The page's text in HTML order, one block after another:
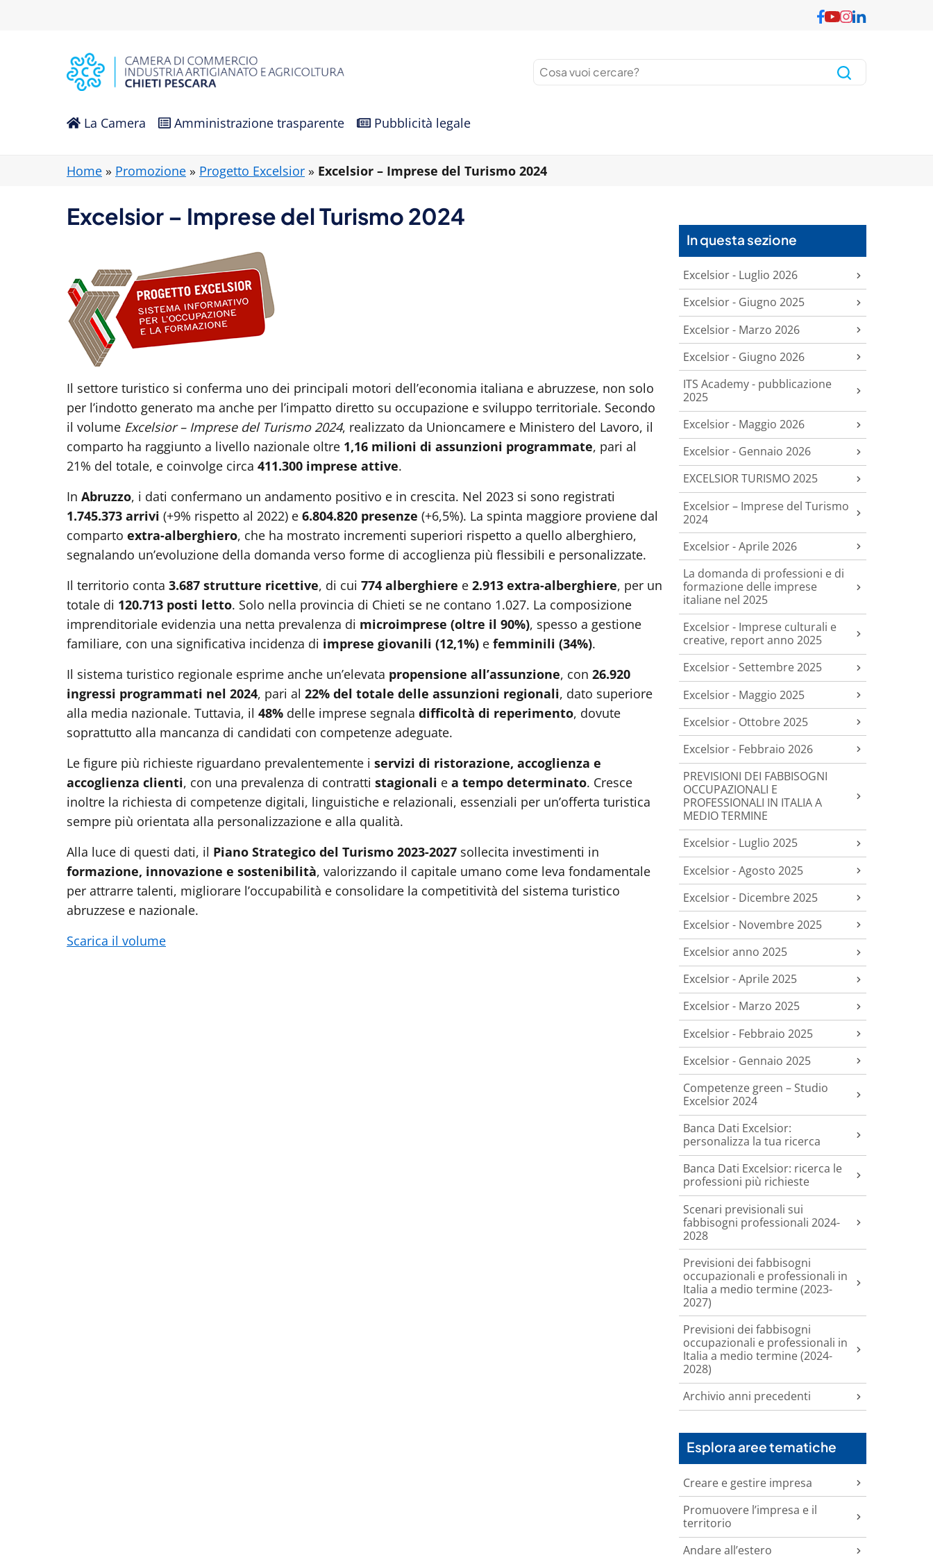
La Camera Amministrazione trasparente Pubblicità legale
Home » Promozione » Progetto Excelsior » Excelsior – Imprese del Turismo 2024
Excelsior – Imprese del Turismo 2024
Il settore turistico si conferma uno dei principali motori dell’economia italiana e abruzzese, non solo
per l’indotto generato ma anche per l’impatto diretto su occupazione e sviluppo territoriale. Secondo
il volume Excelsior – Imprese del Turismo 2024, realizzato da Unioncamere e Ministero del Lavoro, il
comparto ha raggiunto a livello nazionale oltre 1,16 milioni di assunzioni programmate, pari al
21% del totale, e coinvolge circa 411.300 imprese attive.
In Abruzzo, i dati confermano un andamento positivo e in crescita. Nel 2023 si sono registrati
1.745.373 arrivi (+9% rispetto al 2022) e 6.804.820 presenze (+6,5%). La spinta maggiore proviene dal
comparto extra-alberghiero, che ha mostrato incrementi superiori rispetto a quello alberghiero,
segnalando un’evoluzione della domanda verso forme di accoglienza più flessibili e personalizzate.
Il territorio conta 3.687 strutture ricettive, di cui 774 alberghiere e 2.913 extra-alberghiere, per un
totale di 120.713 posti letto. Solo nella provincia di Chieti se ne contano 1.027. La composizione
imprenditoriale evidenzia una netta prevalenza di microimprese (oltre il 90%), spesso a gestione
familiare, con una significativa incidenza di imprese giovanili (12,1%) e femminili (34%).
Il sistema turistico regionale esprime anche un’elevata propensione all’assunzione, con 26.920
ingressi programmati nel 2024, pari al 22% del totale delle assunzioni regionali, dato superiore
alla media nazionale. Tuttavia, il 48% delle imprese segnala difficoltà di reperimento, dovute
soprattutto alla mancanza di candidati con competenze adeguate.
Le figure più richieste riguardano prevalentemente i servizi di ristorazione, accoglienza e
accoglienza clienti, con una prevalenza di contratti stagionali e a tempo determinato. Cresce
inoltre la richiesta di competenze digitali, linguistiche e relazionali, essenziali per un’offerta turistica
sempre più orientata alla personalizzazione e alla qualità.
Alla luce di questi dati, il Piano Strategico del Turismo 2023-2027 sollecita investimenti in
formazione, innovazione e sostenibilità, valorizzando il capitale umano come leva fondamentale
per attrarre talenti, migliorare l’occupabilità e consolidare la competitività del sistema turistico
abruzzese e nazionale.
Scarica il volume
In questa sezione
Excelsior - Luglio 2026
Excelsior - Giugno 2025
Excelsior - Marzo 2026
Excelsior - Giugno 2026
ITS Academy - pubblicazione
2025
Excelsior - Maggio 2026
Excelsior - Gennaio 2026
EXCELSIOR TURISMO 2025
Excelsior – Imprese del Turismo
2024
Excelsior - Aprile 2026
La domanda di professioni e di
formazione delle imprese
italiane nel 2025
Excelsior - Imprese culturali e
creative, report anno 2025
Excelsior - Settembre 2025
Excelsior - Maggio 2025
Excelsior - Ottobre 2025
Excelsior - Febbraio 2026
PREVISIONI DEI FABBISOGNI
OCCUPAZIONALI E
PROFESSIONALI IN ITALIA A
MEDIO TERMINE
Excelsior - Luglio 2025
Excelsior - Agosto 2025
Excelsior - Dicembre 2025
Excelsior - Novembre 2025
Excelsior anno 2025
Excelsior - Aprile 2025
Excelsior - Marzo 2025
Excelsior - Febbraio 2025
Excelsior - Gennaio 2025
Competenze green – Studio
Excelsior 2024
Banca Dati Excelsior:
personalizza la tua ricerca
Banca Dati Excelsior: ricerca le
professioni più richieste
Scenari previsionali sui
fabbisogni professionali 2024-
2028
Previsioni dei fabbisogni
occupazionali e professionali in
Italia a medio termine (2023-
2027)
Previsioni dei fabbisogni
occupazionali e professionali in
Italia a medio termine (2024-
2028)
Archivio anni precedenti
Esplora aree tematiche
Creare e gestire impresa
Promuovere l’impresa e il
territorio
Andare all’estero